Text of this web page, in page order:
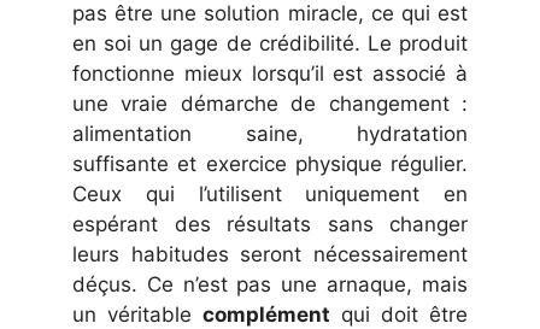
pas être une solution miracle, ce qui est
en soi un gage de crédibilité. Le produit
fonctionne mieux lorsqu’il est associé à
une vraie démarche de changement :
alimentation saine, hydratation
suffisante et exercice physique régulier.
Ceux qui l’utilisent uniquement en
espérant des résultats sans changer
leurs habitudes seront nécessairement
déçus. Ce n’est pas une arnaque, mais
un véritable complément qui doit être